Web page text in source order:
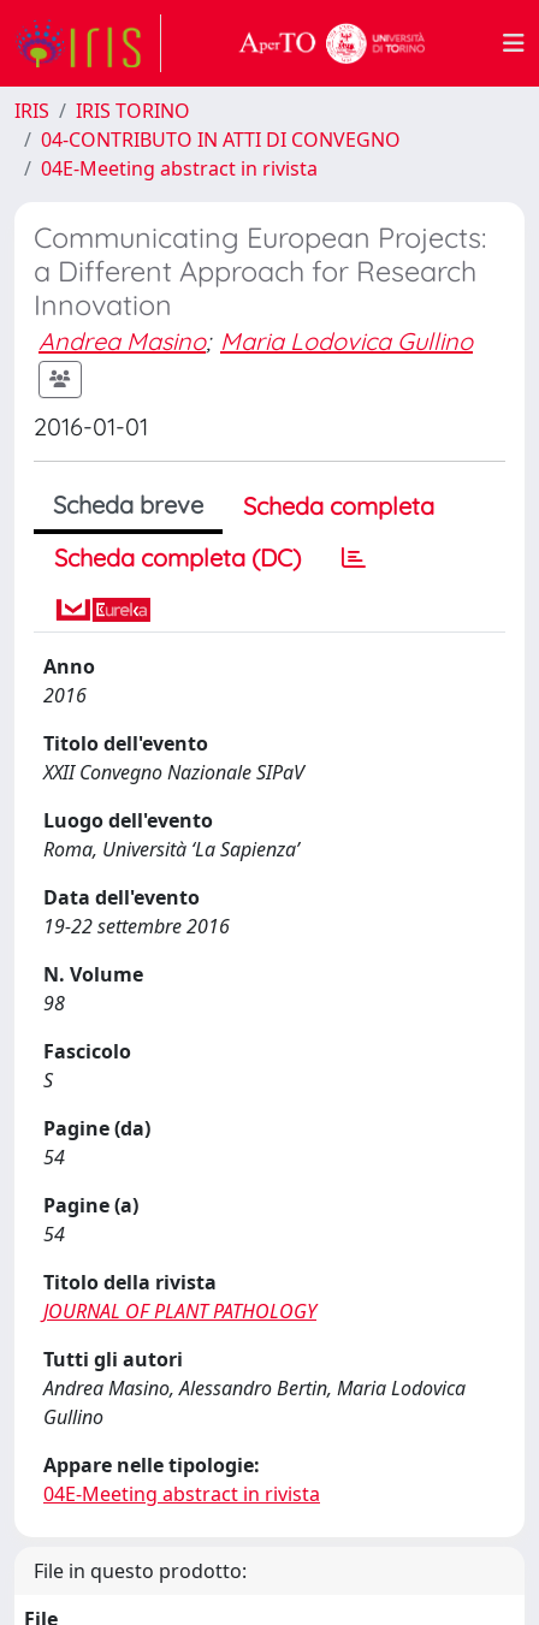
IRIS
IRIS TORINO
04-CONTRIBUTO IN ATTI DI CONVEGNO
04E-Meeting abstract in rivista
Communicating European Projects:
a Different Approach for Research
Innovation
Andrea Masino; Maria Lodovica Gullino
2016-01-01
Scheda breve
Scheda completa
Scheda completa (DC)
Anno
2016
Titolo dell'evento
XXII Convegno Nazionale SIPaV
Luogo dell'evento
Roma, Università ‘La Sapienza’
Data dell'evento
19-22 settembre 2016
N. Volume
98
Fascicolo
S
Pagine (da)
54
Pagine (a)
54
Titolo della rivista
JOURNAL OF PLANT PATHOLOGY
Tutti gli autori
Andrea Masino, Alessandro Bertin, Maria Lodovica
Gullino
Appare nelle tipologie:
04E-Meeting abstract in rivista
File in questo prodotto:
File